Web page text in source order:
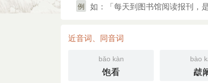
例 如：「每天到图书馆阅读报刊，
近音词、同音词
bǎo kàn
饱看
bào
虣